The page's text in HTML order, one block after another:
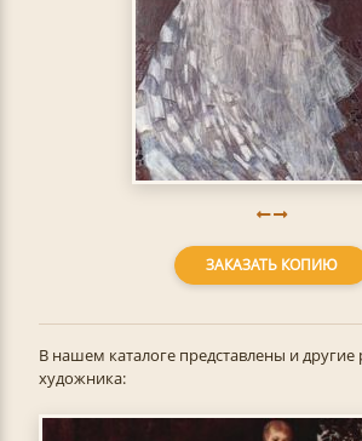
ЗАКАЗАТЬ КОПИЮ
В нашем каталоге представлены и
художника: